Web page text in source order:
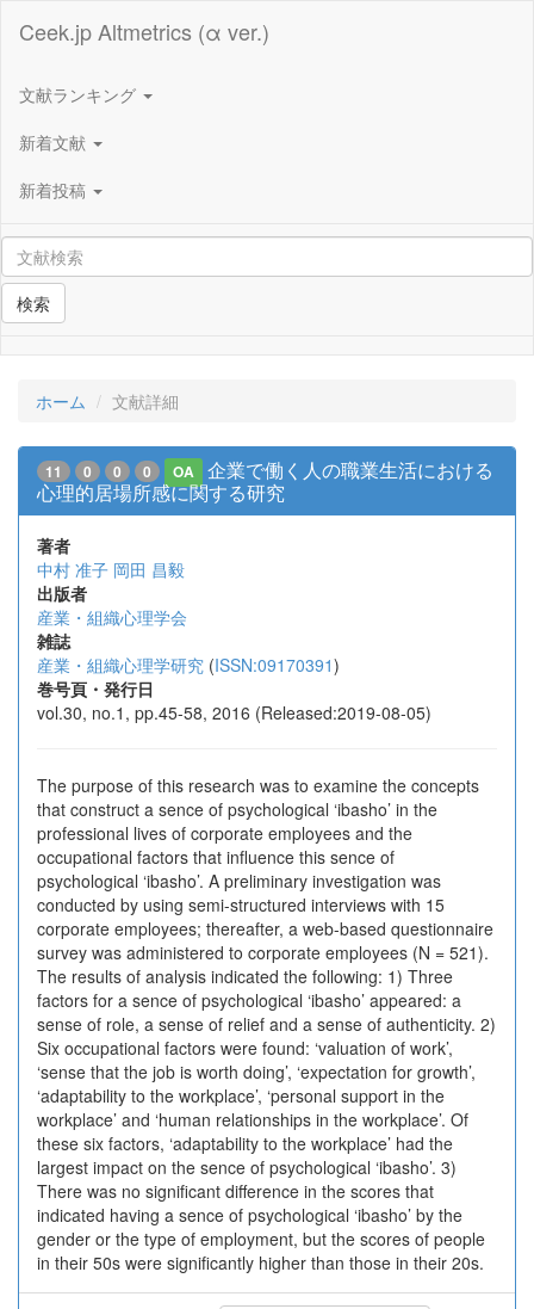
Ceek.jp Altmetrics (α ver.)
文献ランキング
新着文献
新着投稿
検索
ホーム 文献詳細
11 0 0 0 OA
企業で働く人の職業生活における
心理的居場所感に関する研究
著者
中村 准子 岡田 昌毅
出版者
産業・組織心理学会
雑誌
産業・組織心理学研究 (ISSN:09170391)
巻号頁・発行日
vol.30, no.1, pp.45-58, 2016 (Released:2019-08-05)
The purpose of this research was to examine the concepts
that construct a sence of psychological ‘ibasho’ in the
professional lives of corporate employees and the
occupational factors that influence this sence of
psychological ‘ibasho’. A preliminary investigation was
conducted by using semi-structured interviews with 15
corporate employees; thereafter, a web-based questionnaire
survey was administered to corporate employees (N = 521).
The results of analysis indicated the following: 1) Three
factors for a sence of psychological ‘ibasho’ appeared: a
sense of role, a sense of relief and a sense of authenticity. 2)
Six occupational factors were found: ‘valuation of work’,
‘sense that the job is worth doing’, ‘expectation for growth’,
‘adaptability to the workplace’, ‘personal support in the
workplace’ and ‘human relationships in the workplace’. Of
these six factors, ‘adaptability to the workplace’ had the
largest impact on the sence of psychological ‘ibasho’. 3)
There was no significant difference in the scores that
indicated having a sence of psychological ‘ibasho’ by the
gender or the type of employment, but the scores of people
in their 50s were significantly higher than those in their 20s.